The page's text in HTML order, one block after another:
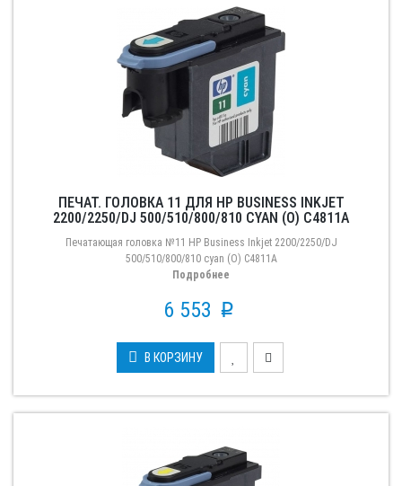
ПЕЧАТ. ГОЛОВКА 11 ДЛЯ HP BUSINESS INKJET
2200/2250/DJ 500/510/800/810 CYAN (О) C4811A
Печатающая головка №11 HP Business Inkjet 2200/2250/DJ
500/510/800/810 cyan (О) C4811A
Подробнее
6 553 p
В КОРЗИНУ